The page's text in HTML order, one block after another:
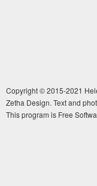
Copyright © 2015-2021
Zetha Design. Text and
This program is Free